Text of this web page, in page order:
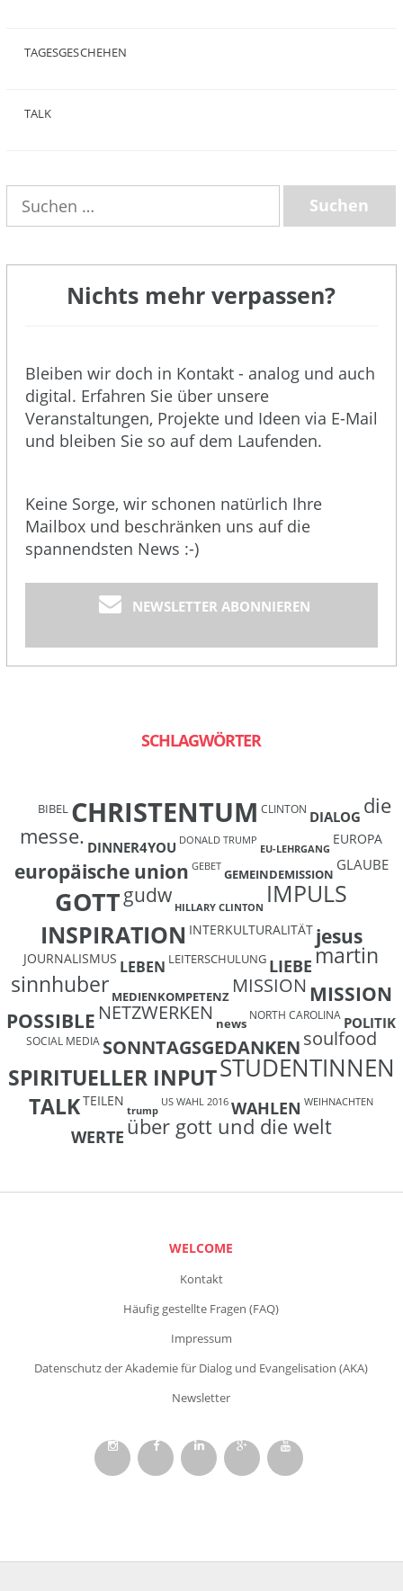
TAGESGESCHEHEN
TALK
nach:
Nichts mehr verpassen?
Bleiben wir doch in Kontakt - analog und auch
digital. Erfahren Sie über unsere
Veranstaltungen, Projekte und Ideen via E-Mail
und bleiben Sie so auf dem Laufenden.
Keine Sorge, wir schonen natürlich Ihre
Mailbox und beschränken uns auf die
spannendsten News :-)
NEWSLETTER ABONNIEREN
SCHLAGWÖRTER
BIBEL CHRISTENTUM CLINTON DIALOG die
messe. DINNER4YOU DONALD TRUMP
EU-LEHRGANG
EUROPA
europäische union GEBET GEMEINDEMISSION
GLAUBE
GOTTgudw HILLARY CLINTON IMPULS
INSPIRATION INTERKULTURALITÄT jesus
JOURNALISMUS LEBEN LEITERSCHULUNG LIEBEmartin
sinnhuber MEDIENKOMPETENZ MISSION MISSION
POSSIBLE NETZWERKEN news
NORTH CAROLINA POLITIK
SOCIAL MEDIA SONNTAGSGEDANKENsoulfood
SPIRITUELLER INPUTSTUDENTINNEN
TALKTEILEN
trump
US WAHL 2016 WAHLEN WEIHNACHTEN
WERTE über gott und die welt
WELCOME
Kontakt
Häufig gestellte Fragen (FAQ)
Impressum
Datenschutz der Akademie für Dialog und Evangelisation (AKA)
Newsletter